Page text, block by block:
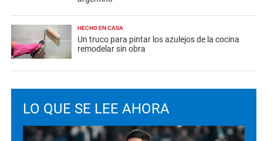
HECHO EN CASA
Un truco para pintar los azulejos de la cocina
remodelar sin obra
LO QUE SE LEE AHORA